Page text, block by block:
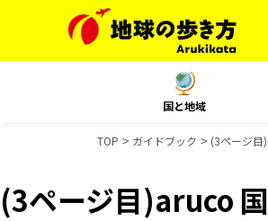
国と地域
TOP ガイドブック (3ページ目
(3ページ目)aruco